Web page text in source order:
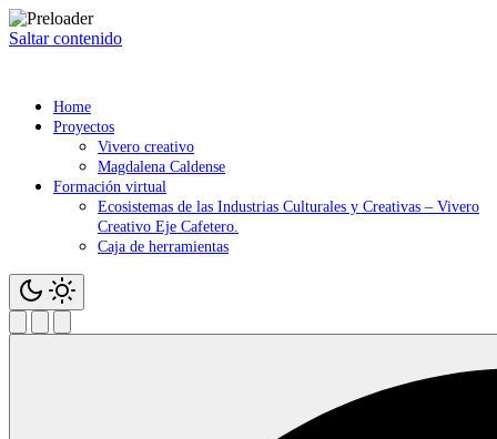
Saltar contenido
Home
Proyectos
Vivero creativo
Magdalena Caldense
Formación virtual
Ecosistemas de las Industrias Culturales y Creativas – Vivero
Creativo Eje Cafetero.
Caja de herramientas